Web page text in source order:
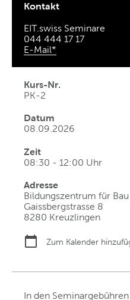
Kontakt
EIT.swiss Seminare
044 444 17 17
E-Mail*
Kurs-Nr.
PK-2
Datum
08.09.2026
Zeit
08:30 - 12:00 Uhr
Adresse
Bildungszentrum für
Gaissbergstrasse 8
8280 Kreuzlingen
Zum Kalender
In den